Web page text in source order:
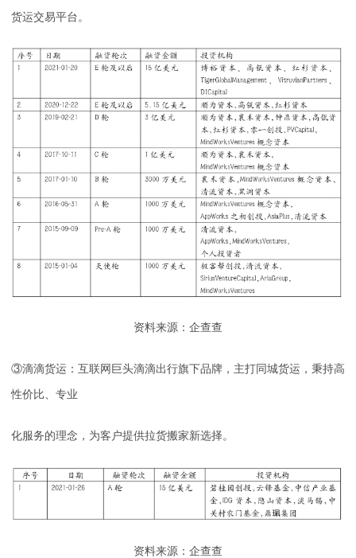
货运交易平台。
资料来源：企查查
③滴滴货运：互联网巨头滴滴出行旗下品牌，主打同城货运，秉持高
性价比、专业
化服务的理念，为客户提供拉货搬家新选择。
资料来源：企查查